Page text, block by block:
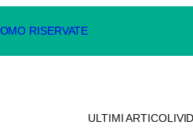
RISERVATE
ULTIMI ARTICOLI